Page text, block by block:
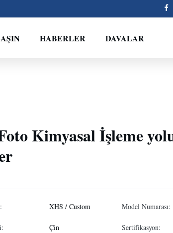
HABERLER DAVALAR
Kimyasal İşleme
XHS / Custom Model Numarası:
Çin Sertifikasyon: